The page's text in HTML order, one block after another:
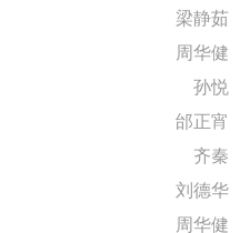
梁静茹
周华健
孙悦
邰正宵
齐秦
刘德华
周华健